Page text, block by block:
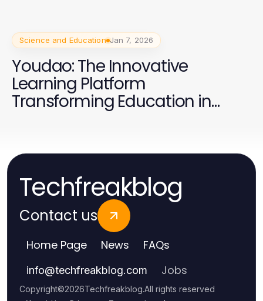
Science and Education Jan 7, 2026
Youdao: The Innovative
Learning Platform
Transforming Education in
Techfreakblog
Contact us
Home Page News FAQs
info@techfreakblog.com Jobs
Copyright©2026Techfreakblog.All rights reserved